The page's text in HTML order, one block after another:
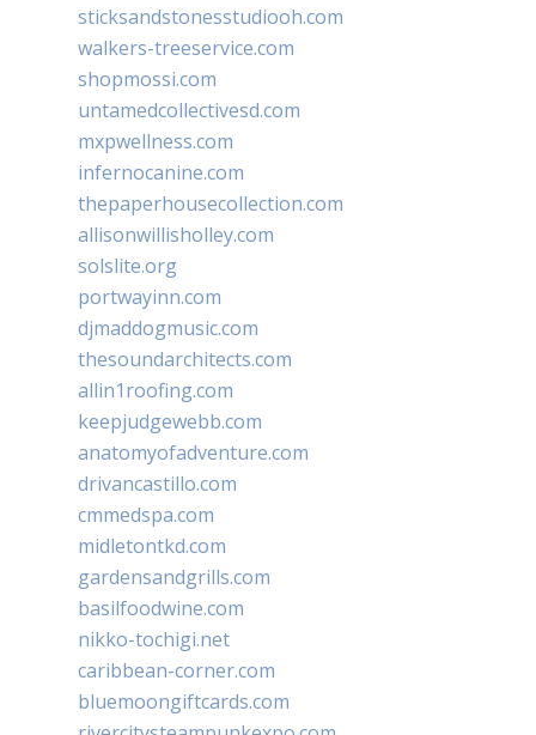
sticksandstonesstudiooh.com
walkers-treeservice.com
shopmossi.com
untamedcollectivesd.com
mxpwellness.com
infernocanine.com
thepaperhousecollection.com
allisonwillisholley.com
solslite.org
portwayinn.com
djmaddogmusic.com
thesoundarchitects.com
allin1roofing.com
keepjudgewebb.com
anatomyofadventure.com
drivancastillo.com
cmmedspa.com
midletontkd.com
gardensandgrills.com
basilfoodwine.com
nikko-tochigi.net
caribbean-corner.com
bluemoongiftcards.com